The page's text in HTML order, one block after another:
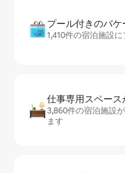
プール付きのバ⁠
1,410件の宿泊施設
仕事専用ス⁠ペ⁠ー⁠
3,860件の宿泊施設
ます